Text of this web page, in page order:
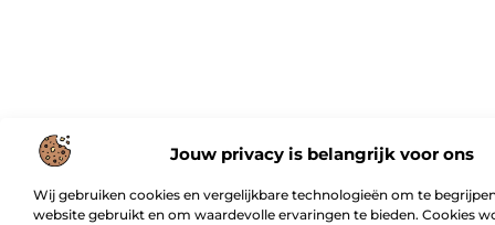
Jouw privacy is belangrijk voor ons
Wij gebruiken cookies en vergelijkbare technologieën om te
website gebruikt en om waardevolle ervaringen te bieden. Cookies